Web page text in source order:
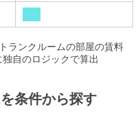
ランクルームの部屋の賃料
独自のロジックで算出
条件から探す